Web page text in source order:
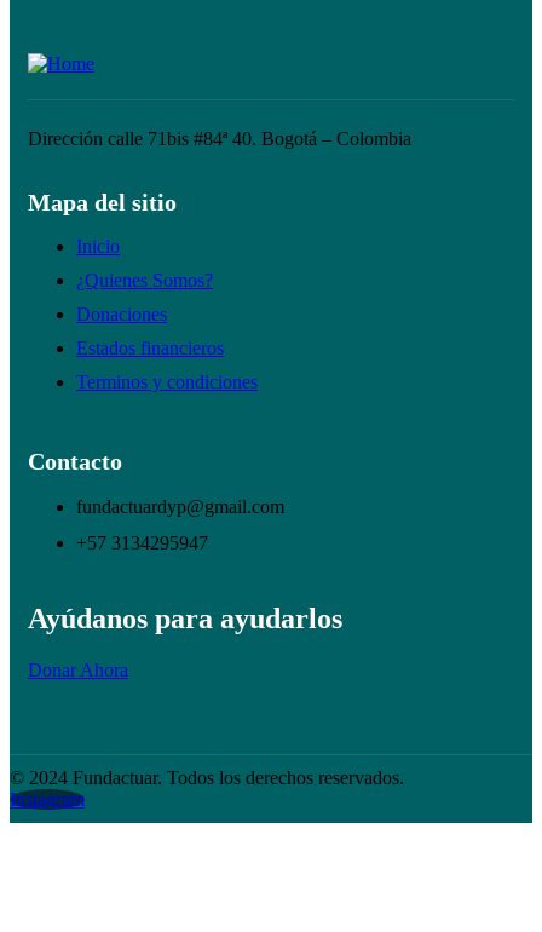
Dirección calle 71bis #84ª 40. Bogotá – Colombia
Mapa del sitio
Inicio
¿Quienes Somos?
Donaciones
Estados financieros
Terminos y condiciones
Contacto
fundactuardyp@gmail.com
+57 3134295947
Ayúdanos para ayudarlos
Donar Ahora
© 2024 Fundactuar. Todos los derechos reservados.
Instagram